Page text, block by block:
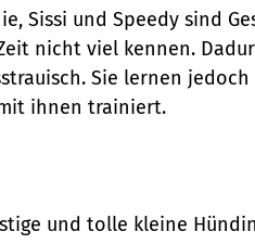
Sissi und Speedy sind
nicht viel kennen.
Sie lernen
ihnen trainiert.
und tolle kleine